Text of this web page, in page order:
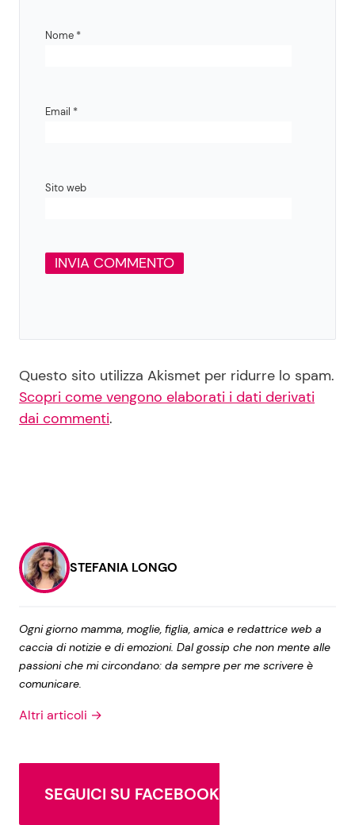
Nome *
Email *
Sito web
Questo sito utilizza Akismet per ridurre lo spam.
Scopri come vengono elaborati i dati derivati
dai commenti.
STEFANIA LONGO
Ogni giorno mamma, moglie, figlia, amica e redattrice web a
caccia di notizie e di emozioni. Dal gossip che non mente alle
passioni che mi circondano: da sempre per me scrivere è
comunicare.
Altri articoli →
SEGUICI SU FACEBOOK